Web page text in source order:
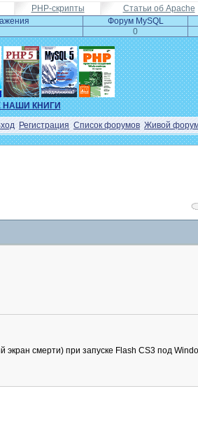
PHP-скрипты Статьи об Apache
Форум MySQL
0
НАШИ КНИГИ
Регистрация Список форумов Живой
смерти) при запуске Flash CS3 под